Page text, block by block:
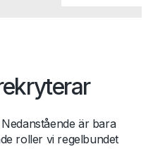
Nedanstående är bara
roller vi regelbundet